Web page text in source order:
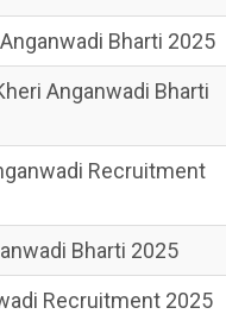
Bharti 2025
Anganwadi Bharti
Recruitment
Bharti 2025
Recruitment 2025